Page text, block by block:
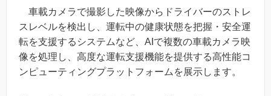
車載カメラで撮影した映像からドライバーのストレ
スレベルを検出し、運転中の健康状態を把握・安全運
転を支援するシステムなど、AIで複数の車載カメラ映
像を処理し、高度な運転支援機能を提供する高性能コ
ンピューティングプラットフォームを展示します。